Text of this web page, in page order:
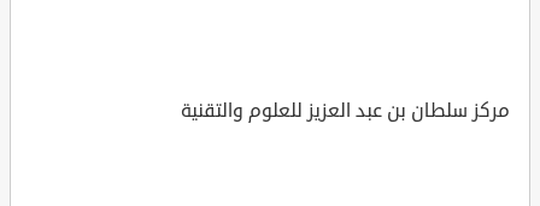
مركز سلطان بن عبد العزيز للعلوم والتقنية